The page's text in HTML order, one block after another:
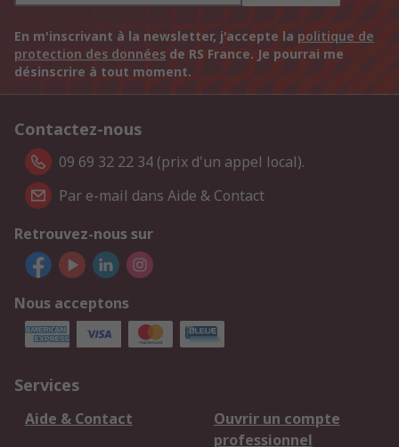
En m'inscrivant à la newsletter, j'accepte la politique de
protection des données de RS France. Je pourrai me
désinscrire à tout moment.
Contactez-nous
09 69 32 22 34 (prix d'un appel local).
Par e-mail dans Aide & Contact
Retrouvez-nous sur
Nous acceptons
Services
Aide & Contact
Ouvrir un compte
professionnel